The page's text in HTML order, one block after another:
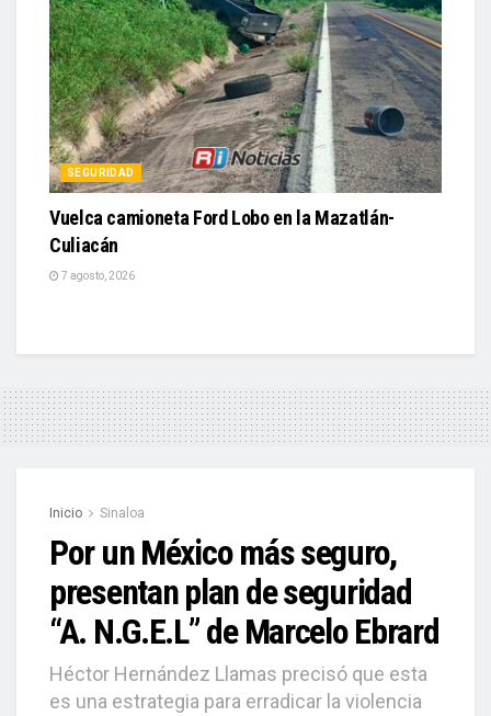
SEGURIDAD
Vuelca camioneta Ford Lobo en la Mazatlán-
Culiacán
7 agosto, 2026
Inicio Sinaloa
Por un México más seguro,
presentan plan de seguridad
“A. N.G.E.L” de Marcelo Ebrard
Héctor Hernández Llamas precisó que esta
es una estrategia para erradicar la violencia